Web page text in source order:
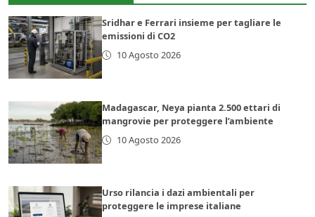
Sridhar e Ferrari insieme per tagliare le
emissioni di CO2
10 Agosto 2026
Madagascar, Neya pianta 2.500 ettari di
mangrovie per proteggere l’ambiente
10 Agosto 2026
Urso rilancia i dazi ambientali per
proteggere le imprese italiane